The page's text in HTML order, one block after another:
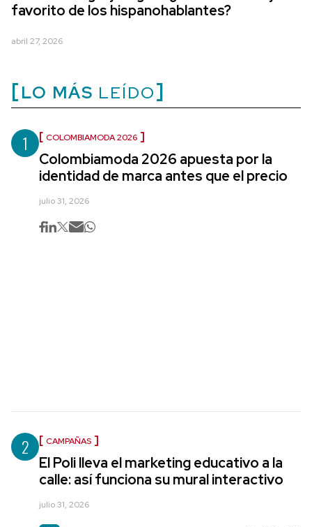
favorito de los hispanohablantes?
abril 27, 2026
LO MÁS LEÍDO
1 COLOMBIAMODA 2026
Colombiamoda 2026 apuesta por la
identidad de marca antes que el precio
julio 31, 2026
2 CAMPAÑAS
El Poli lleva el marketing educativo a la
calle: así funciona su mural interactivo
julio 31, 2026